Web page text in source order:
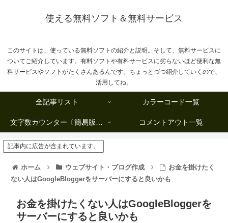
使える無料ソフト＆無料サービス
このサイトは、使っている無料ソフトの紹介と説明。そして、無料サービスに
ついてご紹介しています。有料ソフトや有料サービスに劣らないほど便利な無
料サービスやソフトがたくさんあるんです。ちょっとづつ紹介していくので、
活用してね。
全記事リスト カラーコード一覧
文字数カウンター〔簡易版複数行タイプ〕 コメントアウト一覧
記事内に広告が含まれています。
ホーム ウェブサイト・ブログ作成
お金を掛けたく
ない人はGoogleBloggerをサーバーにすると良いかも
お金を掛けたくない人はGoogleBloggerを
サーバーにすると良いかも